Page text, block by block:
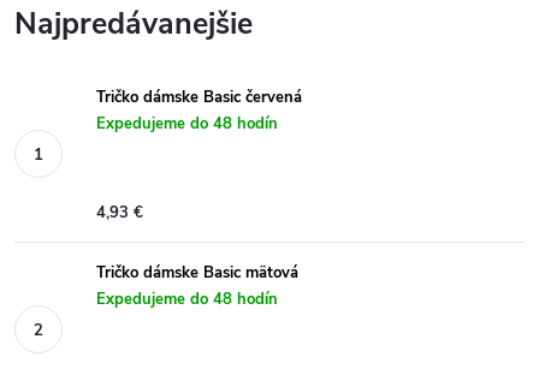
Najpredávanejšie
Tričko dámske Basic červená
Expedujeme do 48 hodín
4,93 €
Tričko dámske Basic mätová
Expedujeme do 48 hodín